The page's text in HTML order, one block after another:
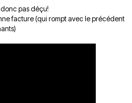
pas déçu!
facture (qui rompt avec le précédent